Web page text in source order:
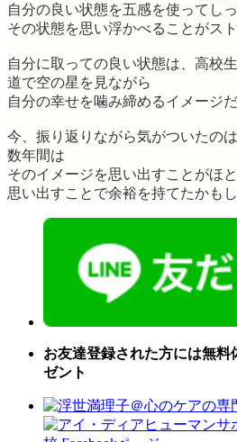
自分の良い状態を五感を使ってし
その状態を思い浮かべることがス
自分に取っての良い状態は、高校
道で空の星を見ながら
自分の幸せを噛み締めるイメージ
今、振り返りながら気がついたの
数年間は
そのイメージを思い出すことがほ
思い出すことで余裕を持てたかも
お友達登録された方には無料
ゼント